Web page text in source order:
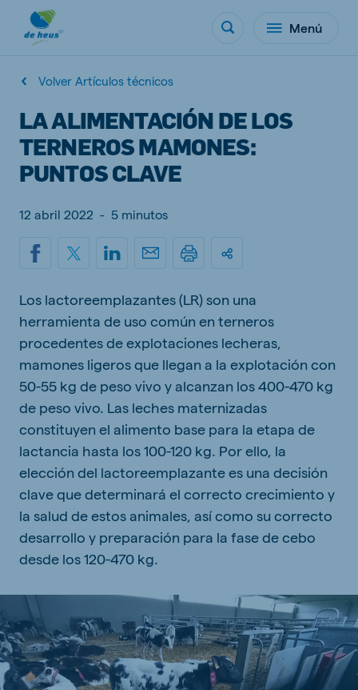
Menú
Volver Artículos técnicos
LA ALIMENTACIÓN DE LOS
TERNEROS MAMONES:
PUNTOS CLAVE
12 abril 2022 - 5 minutos
Los lactoreemplazantes (LR) son una
herramienta de uso común en terneros
procedentes de explotaciones lecheras,
mamones ligeros que llegan a la explotación con
50-55 kg de peso vivo y alcanzan los 400-470 kg
de peso vivo. Las leches maternizadas
constituyen el alimento base para la etapa de
lactancia hasta los 100-120 kg. Por ello, la
elección del lactoreemplazante es una decisión
clave que determinará el correcto crecimiento y
la salud de estos animales, así como su correcto
desarrollo y preparación para la fase de cebo
desde los 120-470 kg.